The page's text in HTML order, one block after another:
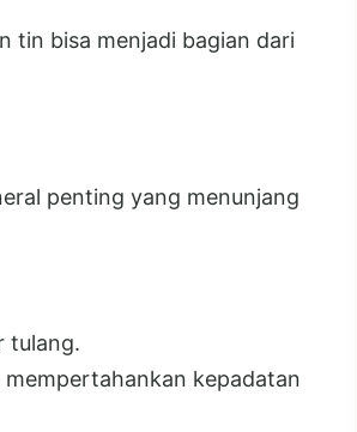
tin bisa menjadi bagian dari
penting yang menunjang
tulang.
kepadatan